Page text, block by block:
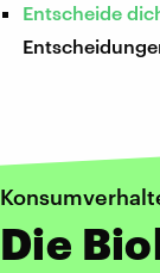
Entscheide
Die